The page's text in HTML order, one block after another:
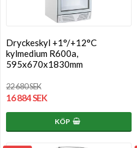
Dryckeskyl +1°/+12°C
kylmedium R600a,
595x670x1830mm
22 680 SEK
16 884 SEK
KÖP